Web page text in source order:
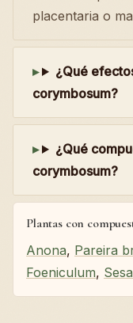
placentaria o
¿Qué
corymbosum?
¿Qué
corymbosum?
Plantas con
Anona, Pareira
Foeniculum,